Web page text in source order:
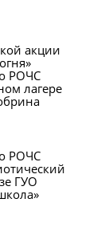
акции
РОЧС
лагере
РОЧС
ГУО